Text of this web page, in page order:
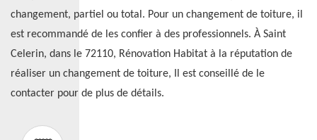
changement, partiel ou total. Pour un changement de toiture, il
est recommandé de les confier à des professionnels. À Saint
Celerin, dans le 72110, Rénovation Habitat à la réputation de
réaliser un changement de toiture, Il est conseillé de le
contacter pour de plus de détails.